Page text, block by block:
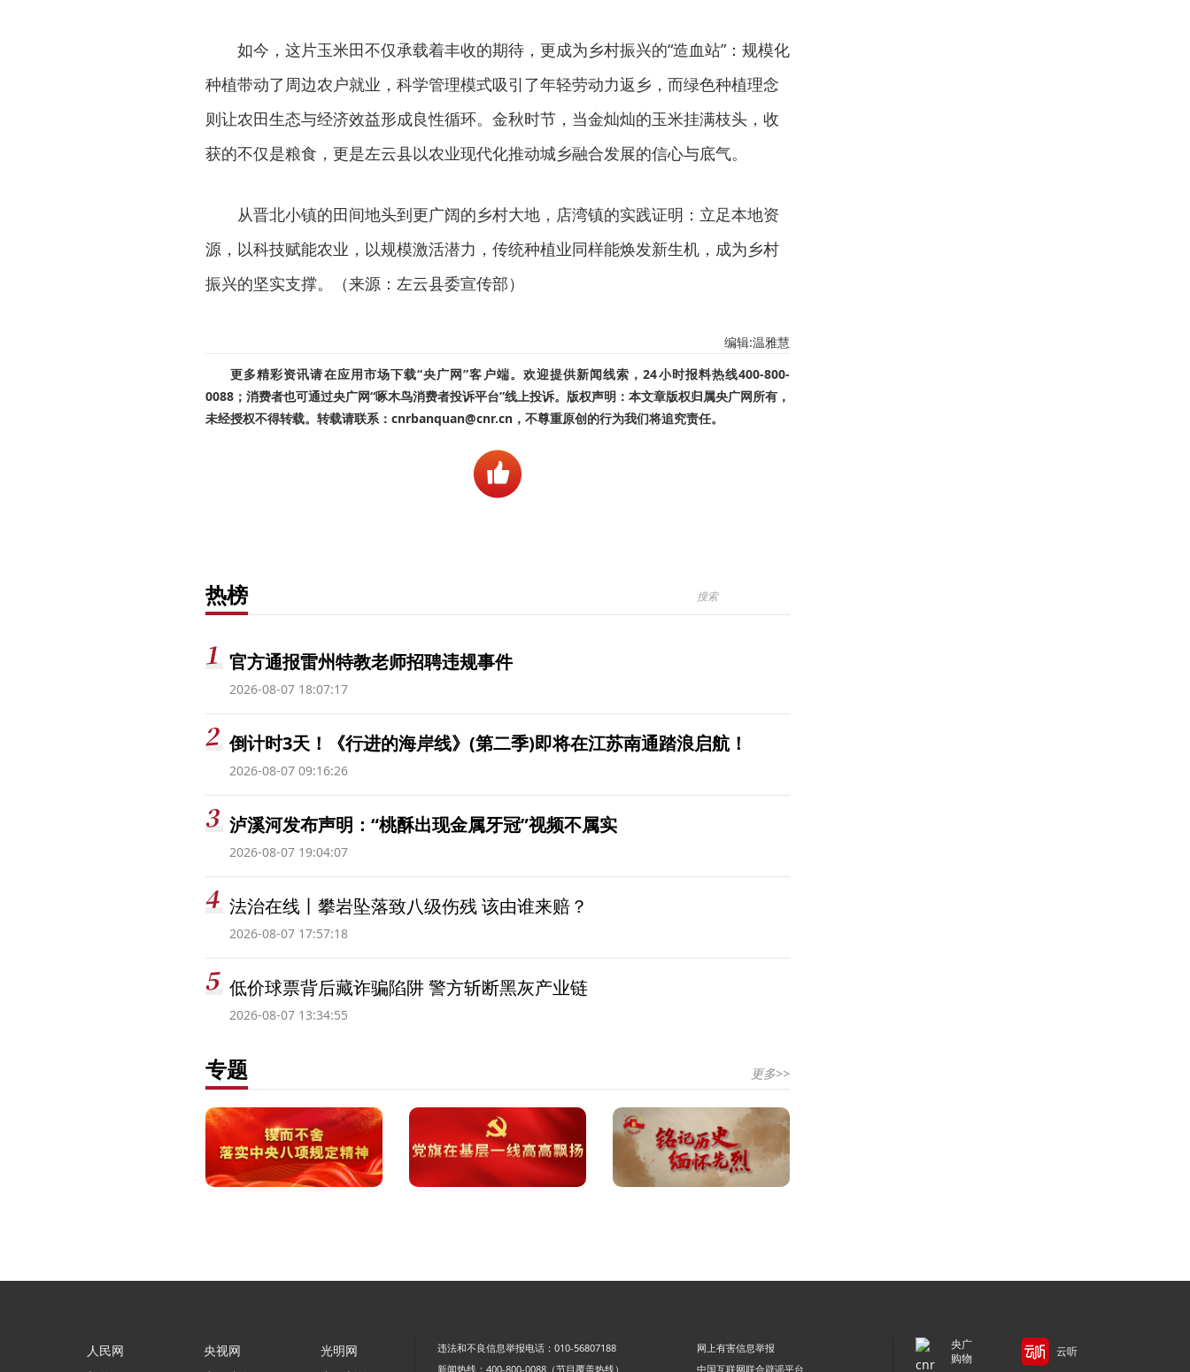
如今，这片玉米田不仅承载着丰收的期待，更成为乡村振兴的“造血站”：规模化
种植带动了周边农户就业，科学管理模式吸引了年轻劳动力返乡，而绿色种植理念
则让农田生态与经济效益形成良性循环。金秋时节，当金灿灿的玉米挂满枝头，收
获的不仅是粮食，更是左云县以农业现代化推动城乡融合发展的信心与底气。
从晋北小镇的田间地头到更广阔的乡村大地，店湾镇的实践证明：立足本地资
源，以科技赋能农业，以规模激活潜力，传统种植业同样能焕发新生机，成为乡村
振兴的坚实支撑。（来源：左云县委宣传部）
编辑:温雅慧
更多精彩资讯请在应用市场下载“央广网”客户端。欢迎提供新闻线索，24小时报料热线400-800-
0088；消费者也可通过央广网“啄木鸟消费者投诉平台”线上投诉。版权声明：本文章版权归属央广网所有，
未经授权不得转载。转载请联系：cnrbanquan@cnr.cn，不尊重原创的行为我们将追究责任。
热榜
官方通报雷州特教老师招聘违规事件
2026-08-07 18:07:17
倒计时3天！《行进的海岸线》(第二季)即将在江苏南通踏浪启航！
2026-08-07 09:16:26
泸溪河发布声明：“桃酥出现金属牙冠”视频不属实
2026-08-07 19:04:07
法治在线丨攀岩坠落致八级伤残 该由谁来赔？
2026-08-07 17:57:18
低价球票背后藏诈骗陷阱 警方斩断黑灰产业链
2026-08-07 13:34:55
专题 更多>>
人民网
央视网
光明网
违法和不良信息举报电话：010-56807188
网上有害信息举报
新闻热线：400-800-0088（节目覆盖热线）
中国互联网联合辟谣平台
央广
购物
云听